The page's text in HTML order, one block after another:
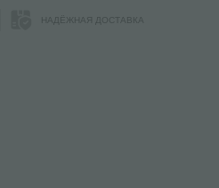
НАДЁЖНАЯ ДОСТАВКА